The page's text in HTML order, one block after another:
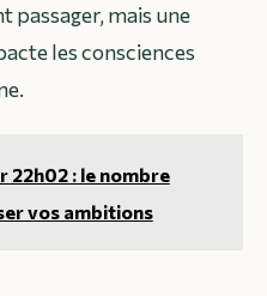
passager, mais une
les consciences
22h02 : le nombre
vos ambitions